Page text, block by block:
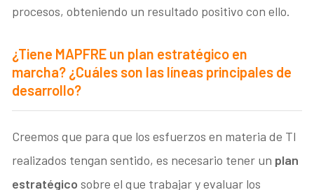
procesos, obteniendo un resultado positivo con ello.
¿Tiene MAPFRE un plan estratégico en
marcha? ¿Cuáles son las líneas principales de
desarrollo?
Creemos que para que los esfuerzos en materia de TI
realizados tengan sentido, es necesario tener un plan
estratégico sobre el que trabajar y evaluar los